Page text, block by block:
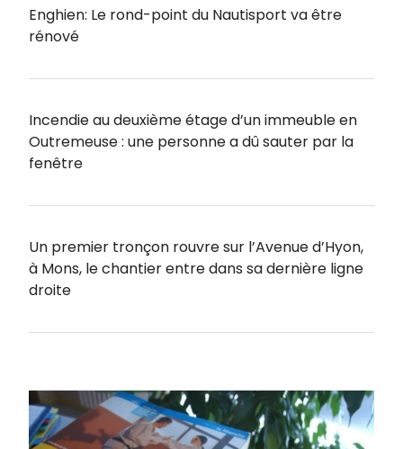
Enghien: Le rond-point du Nautisport va être
rénové
Incendie au deuxième étage d’un immeuble en
Outremeuse : une personne a dû sauter par la
fenêtre
Un premier tronçon rouvre sur l’Avenue d’Hyon,
à Mons, le chantier entre dans sa dernière ligne
droite